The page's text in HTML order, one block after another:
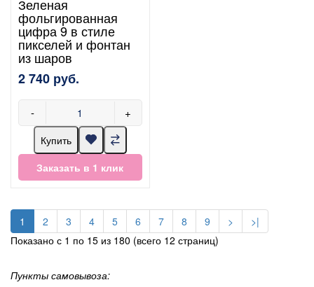
Зеленая
фольгированная
цифра 9 в стиле
пикселей и фонтан
из шаров
2 740 руб.
- +
Купить
Заказать в 1 клик
1 2 3 4 5 6 7 8 9 >
>|
Показано с 1 по 15 из 180 (всего 12 страниц)
Пункты самовывоза: